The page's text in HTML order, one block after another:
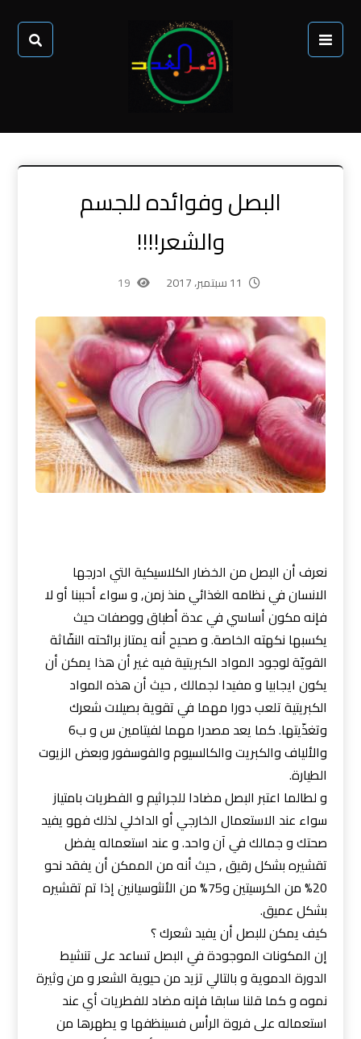
البصل وفوائده للجسم
والشعر!!!!
11 سبتمبر، 2017 19
نعرف أن البصل من الخضار الكلاسيكية التي ادرجها
الانسان في نظامه الغذائي منذ زمن, و سواء أحببنا أو لا
فإنه مكون أساسي في عدة أطباق ووصفات حيث
يكسبها نكهته الخاصة. و صحيح أنه يمتاز برائحته النفّاثة
القويّة لوجود المواد الكبريتية فيه غير أن هذا يمكن أن
يكون ايجابيا و مفيدا لجمالك , حيث أن هذه المواد
الكبريتية تلعب دورا مهما في تقوية بصيلات شعرك
وتغذّيتها. كما يعد مصدرا مهما لفيتامين س و ب6
والألياف والكبريت والكالسيوم والفوسفور وبعض الزيوت
الطيارة.
و لطالما اعتبر البصل مضادا للجراثيم و الفطريات بامتياز
سواء عند الاستعمال الخارجي أو الداخلي لذلك فهو يفيد
صحتك و جمالك في آن واحد. و عند استعماله يفضل
تقشيره بشكل رقيق , حيث أنه من الممكن أن يفقد نحو
20% من الكرسيتين و75% من الأنثوسيانين إذا تم تقشيره
بشكل عميق.
كيف يمكن للبصل أن يفيد شعرك ؟
إن المكونات الموجودة في البصل تساعد على تنشيط
الدورة الدموية و بالتالي تزيد من حيوية الشعر و من وثيرة
نموه و كما قلنا سابقا فإنه مضاد للفطريات أي عند
استعماله على فروة الرأس فسينظفها و يطهرها من